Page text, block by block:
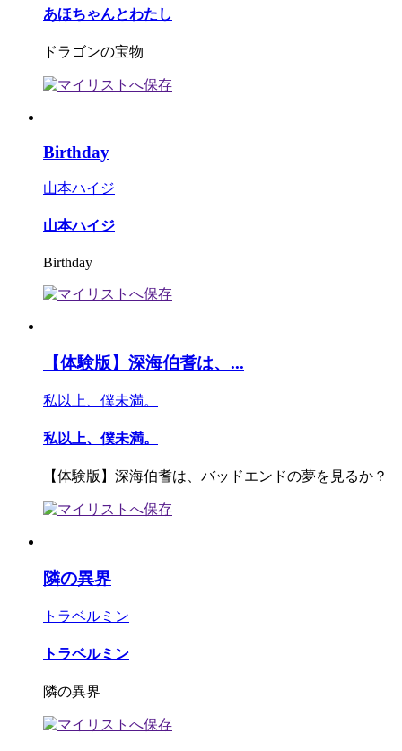
あほちゃんとわたし
ドラゴンの宝物
Birthday
山本ハイジ
山本ハイジ
Birthday
【体験版】深海伯耆は、...
私以上、僕未満。
私以上、僕未満。
【体験版】深海伯耆は、バッドエンドの夢を見るか？
隣の異界
トラベルミン
トラベルミン
隣の異界